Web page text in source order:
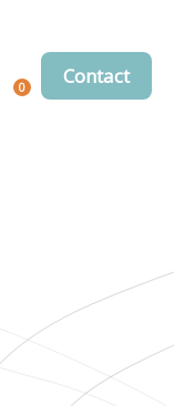
0
Contact